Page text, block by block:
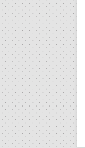
CHAMPIONSHIP:
PARA A EQUIPA
o Brasil, em Ramnicu
apuramento dos lugares 17
confortável das jogadoras